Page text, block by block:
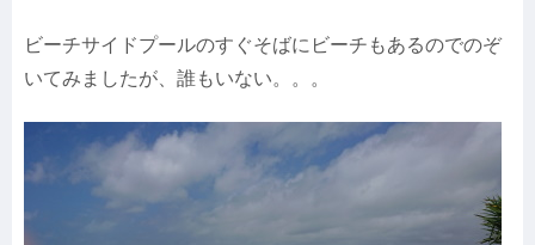
ビーチサイドプールのすぐそばにビーチもあるのでのぞ
いてみましたが、誰もいない。。。